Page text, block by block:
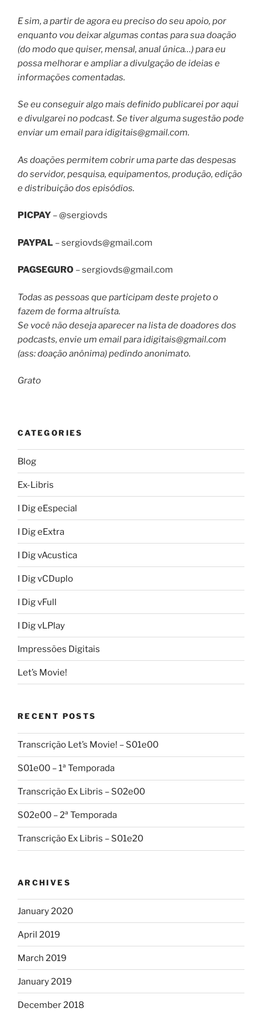
E sim, a partir de agora eu preciso do seu apoio, por
enquanto vou deixar algumas contas para sua doação
(do modo que quiser, mensal, anual única…) para eu
possa melhorar e ampliar a divulgação de ideias e
informações comentadas.
Se eu conseguir algo mais definido publicarei por aqui
e divulgarei no podcast. Se tiver alguma sugestão pode
enviar um email paraidigitais@gmail.com.
As doações permitem cobrir uma parte das despesas
do servidor, pesquisa, equipamentos, produção, edição
e distribuição dos episódios.
PICPAY – @sergiovds
PAYPAL –sergiovds@gmail.com
PAGSEGURO –sergiovds@gmail.com
Todas as pessoas que participam deste projeto o
fazem de forma altruísta.
Se você não deseja aparecer na lista de doadores dos
podcasts, envie um email paraidigitais@gmail.com
(ass: doação anônima) pedindo anonimato.
Grato
CATEGORIES
Blog
Ex-Libris
I Dig eEspecial
I Dig eExtra
I Dig vAcustica
I Dig vCDuplo
I Dig vFull
I Dig vLPlay
Impressões Digitais
Let’s Movie!
RECENT POSTS
Transcrição Let’s Movie! – S01e00
S01e00 – 1ª Temporada
Transcrição Ex Libris – S02e00
S02e00 – 2ª Temporada
Transcrição Ex Libris – S01e20
ARCHIVES
January 2020
April 2019
March 2019
January 2019
December 2018